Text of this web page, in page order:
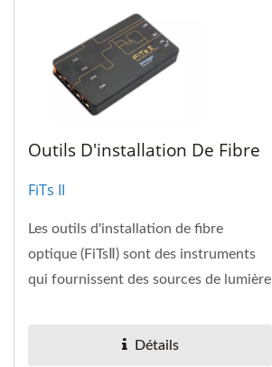
Outils D'installation De Fibre
FiTs II
Les outils d'installation de fibre
optique (FiTsⅡ) sont des instruments
qui fournissent des sources de lumière
Détails